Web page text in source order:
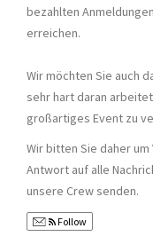
bezahlten
erreichen.
Wir möchten Sie auch
sehr hart daran
großartiges Event zu
Wir bitten Sie daher
Antwort auf alle
unsere Crew senden.
Follow